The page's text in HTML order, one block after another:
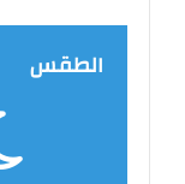
الطقس